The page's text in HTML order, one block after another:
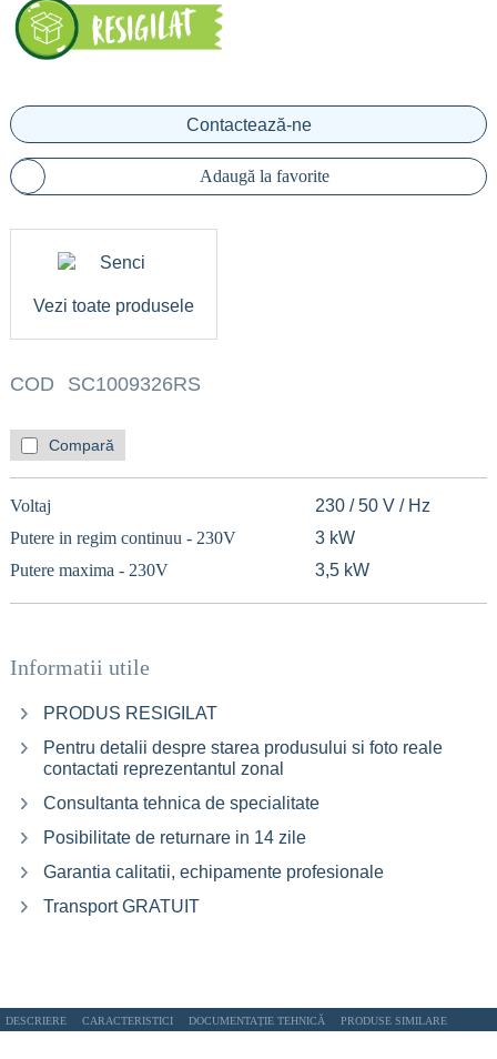
Compară
Voltaj
230 / 50 V / Hz
Putere in regim continuu - 230V
3 kW
Putere maxima - 230V
3,5 kW
Informatii utile
PRODUS RESIGILAT
Pentru detalii despre starea produsului si foto reale
contactati reprezentantul zonal
Consultanta tehnica de specialitate
Posibilitate de returnare in 14 zile
Garantia calitatii, echipamente profesionale
Transport GRATUIT
COD SC1009326RS
Contactează-ne
Adaugă la favorite
Vezi toate produsele
DESCRIERE CARACTERISTICI DOCUMENTAȚIE TEHNICĂ PRODUSE SIMILARE